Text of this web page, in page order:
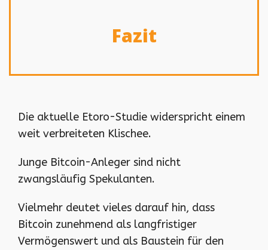
Fazit
Die aktuelle Etoro-Studie widerspricht einem
weit verbreiteten Klischee.
Junge Bitcoin-Anleger sind nicht
zwangsläufig Spekulanten.
Vielmehr deutet vieles darauf hin, dass
Bitcoin zunehmend als langfristiger
Vermögenswert und als Baustein für den